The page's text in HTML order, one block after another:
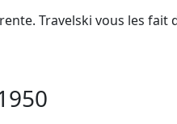
Travelski vous les fait